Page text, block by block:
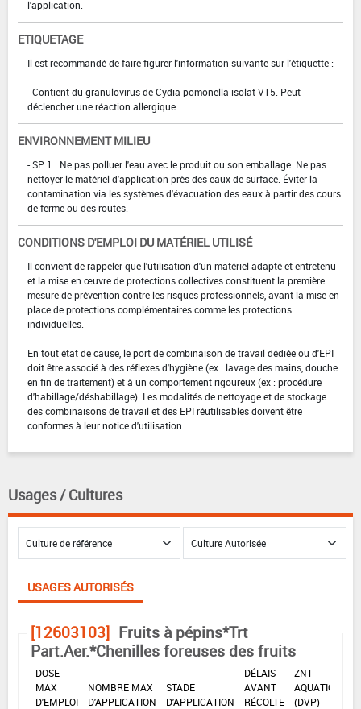
l'application.
ETIQUETAGE
Il est recommandé de faire figurer l'information suivante sur l'étiquette :
- Contient du granulovirus de Cydia pomonella isolat V15. Peut
déclencher une réaction allergique.
ENVIRONNEMENT MILIEU
- SP 1 : Ne pas polluer l'eau avec le produit ou son emballage. Ne pas
nettoyer le matériel d'application près des eaux de surface. Éviter la
contamination via les systèmes d'évacuation des eaux à partir des cours
de ferme ou des routes.
CONDITIONS D'EMPLOI DU MATÉRIEL UTILISÉ
Il convient de rappeler que l'utilisation d'un matériel adapté et entretenu
et la mise en œuvre de protections collectives constituent la première
mesure de prévention contre les risques professionnels, avant la mise en
place de protections complémentaires comme les protections
individuelles.
En tout état de cause, le port de combinaison de travail dédiée ou d'EPI
doit être associé à des réflexes d'hygiène (ex : lavage des mains, douche
en fin de traitement) et à un comportement rigoureux (ex : procédure
d'habillage/déshabillage). Les modalités de nettoyage et de stockage
des combinaisons de travail et des EPI réutilisables doivent être
conformes à leur notice d'utilisation.
Usages / Cultures
USAGES AUTORISÉS
[12603103] Fruits à pépins*Trt
Part.Aer.*Chenilles foreuses des fruits
DOSE
MAX
D'EMPLOI
NOMBRE MAX
D'APPLICATION
STADE
D'APPLICATION
DÉLAIS
AVANT
RÉCOLTE
ZNT
AQUATIQUE
(DVP)